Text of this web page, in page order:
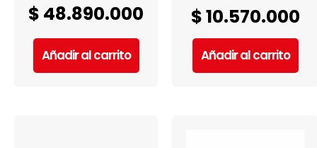
$ 48.890.000
Añadir al carrito
$10.570.000
Añadir al carrito